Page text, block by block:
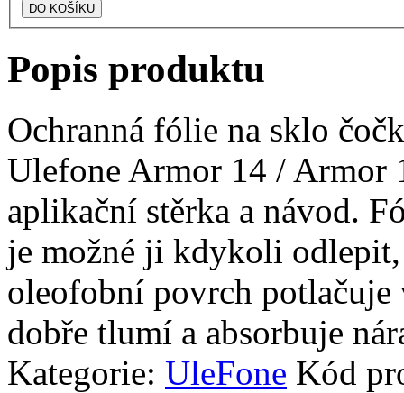
Popis produktu
Ochranná fólie na sklo
Ulefone Armor 14 / Armor
aplikační stěrka a návod.
je možné ji kdykoli
oleofobní povrch
dobře tlumí a absorbuje
Kategorie: UleFone Kód